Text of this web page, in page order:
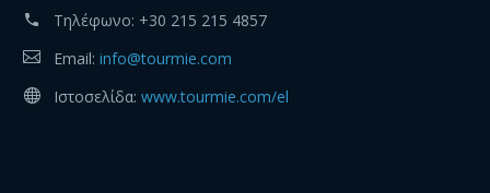
Τηλέφωνο: +30 215 215 4857
Email: info@tourmie.com
Ιστοσελίδα: www.tourmie.com/el